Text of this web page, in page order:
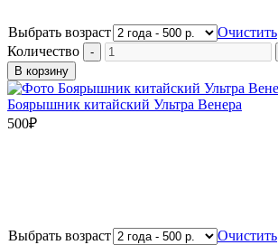
Выбрать возраст
Очистить
Количество
В корзину
Боярышник китайский Ультра Венера
500₽
Выбрать возраст
Очистить